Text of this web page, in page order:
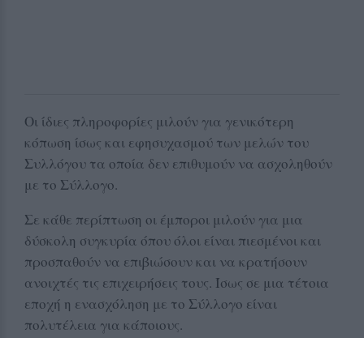
Οι ίδιες πληροφορίες μιλούν για γενικότερη
κόπωση ίσως και εφησυχασμού των μελών του
Συλλόγου τα οποία δεν επιθυμούν να ασχοληθούν
με το Σύλλογο.
Σε κάθε περίπτωση οι έμποροι μιλούν για μια
δύσκολη συγκυρία όπου όλοι είναι πιεσμένοι και
προσπαθούν να επιβιώσουν και να κρατήσουν
ανοιχτές τις επιχειρήσεις τους. Ίσως σε μια τέτοια
εποχή η ενασχόληση με το Σύλλογο είναι
πολυτέλεια για κάποιους.